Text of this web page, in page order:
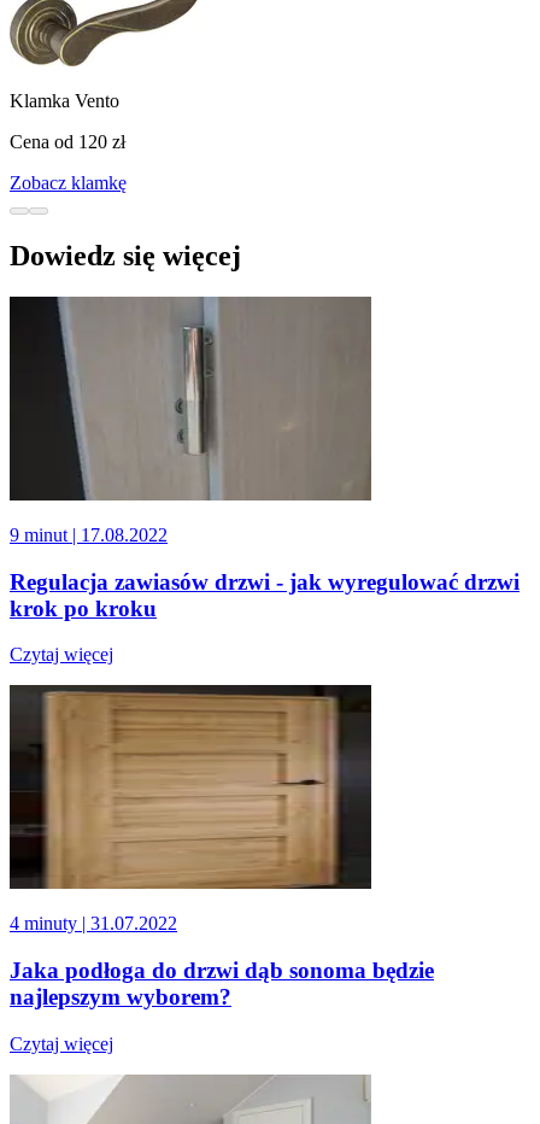
Klamka Vento
Cena od 120 zł
Zobacz klamkę
Dowiedz się więcej
9 minut | 17.08.2022
Regulacja zawiasów drzwi - jak wyregulować drzwi
krok po kroku
Czytaj więcej
4 minuty | 31.07.2022
Jaka podłoga do drzwi dąb sonoma będzie
najlepszym wyborem?
Czytaj więcej